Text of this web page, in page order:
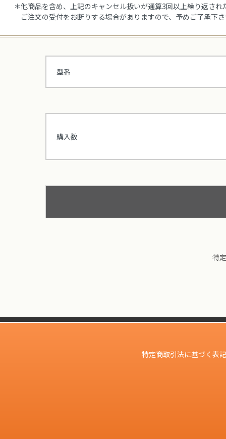
＊他商品を含め、上記のキャンセル扱いが通算3回以上繰り返され
ご注文の受付をお断りする場合がありますので、予めご了承下
型番
購入数
特
特定商取引法に基づく表記